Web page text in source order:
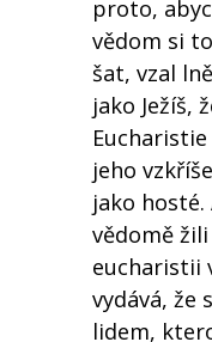
proto,
vědom si
šat, vzal
jako Ježíš,
jeho
jako
vědomě
eucharistii
vydává, že
lidem,